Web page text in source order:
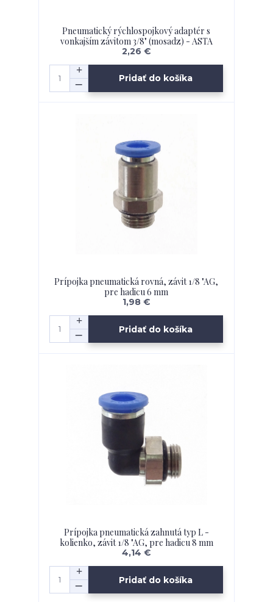
Pneumatický rýchlospojkový adaptér s
vonkajším závitom 3/8" (mosadz) - ASTA
2,26 €
Pridať do košíka
Prípojka pneumatická rovná, závit 1/8 "AG,
pre hadicu 6 mm
1,98 €
Pridať do košíka
Prípojka pneumatická zahnutá typ L -
kolienko, závit 1/8 "AG, pre hadicu 8 mm
4,14 €
Pridať do košíka